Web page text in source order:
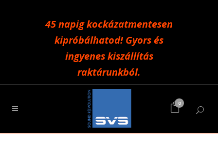
45 napig kockázatmentesen
kipróbálhatod! Gyors és
ingyenes kiszállítás
raktárunkból.
0